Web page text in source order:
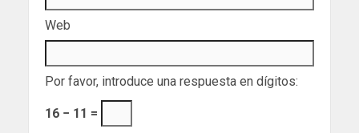
Web
Por favor, introduce una respuesta en dígitos:
16 − 11 =